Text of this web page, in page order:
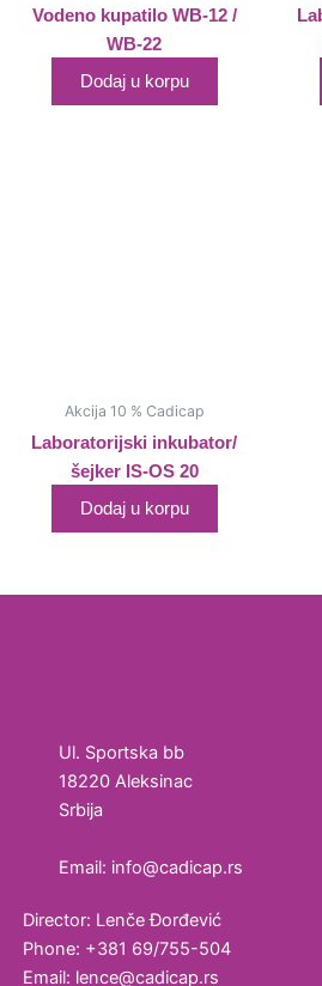
Vodeno kupatilo WB-12 /
WB-22
Dodaj u korpu
Akcija 10 % Cadicap
Laboratorijski inkubator/
šejker IS-OS 20
Dodaj u korpu
Ul. Sportska bb
18220 Aleksinac
Srbija
Email: info@cadicap.rs
Director: Lenče Đorđević
Phone: +381 69/755-504
Email: lence@cadicap.rs